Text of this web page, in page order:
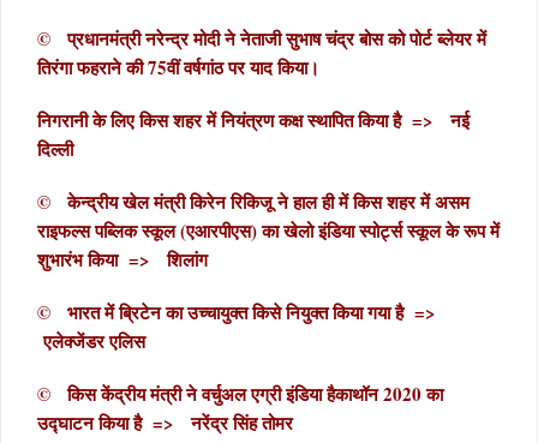
© प्रधानमंत्री नरेन्द्र मोदी ने नेताजी सुभाष चंद्र बोस को पोर्ट ब्लेयर में
तिरंगा फहराने की 75वीं वर्षगांठ पर याद किया।
निगरानी के लिए किस शहर में नियंत्रण कक्ष स्थापित किया है => नई
दिल्ली
© केन्द्रीय खेल मंत्री किरेन रिकिजू ने हाल ही में किस शहर में असम
राइफल्स पब्लिक स्कूल (एआरपीएस) का खेलो इंडिया स्पोर्ट्स स्कूल के रूप में
शुभारंभ किया => शिलांग
© भारत में ब्रिटेन का उच्चायुक्त किसे नियुक्त किया गया है =>
एलेक्जेंडर एलिस
© किस केंद्रीय मंत्री ने वर्चुअल एग्री इंडिया हैकाथॉन 2020 का
उद्घाटन किया है => नरेंद्र सिंह तोमर